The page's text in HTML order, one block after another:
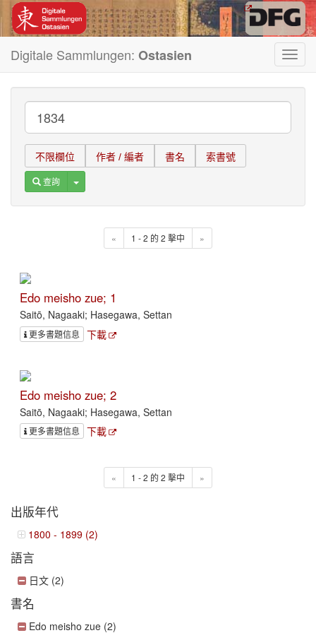
Digitale Sammlungen: Ostasien
不限欄位 作者 / 編者 書名 索書號
查詢 Toggle Dropdown
« 1 - 2 的 2 擊中 »
Edo meisho zue; 1
Saitō, Nagaaki; Hasegawa, Settan
更多書題信息 下載
Edo meisho zue; 2
Saitō, Nagaaki; Hasegawa, Settan
更多書題信息 下載
« 1 - 2 的 2 擊中 »
出版年代
1800 - 1899 (2)
語言
日文 (2)
書名
Edo meisho zue (2)